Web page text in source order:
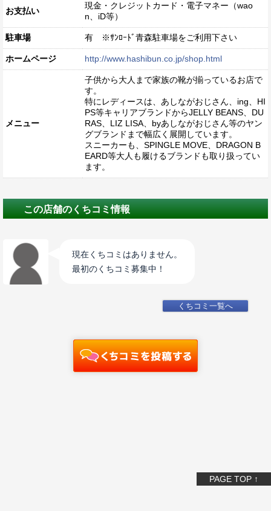
お支払い
現金・クレジットカード・電子マネー（wao
n、iD等）
駐車場 有 ※ｻﾝﾛｰﾄﾞ青森駐車場をご利用下さい
ホームページ http://www.hashibun.co.jp/shop.html
メニュー
子供から大人まで家族の靴が揃っているお店で
す。
特にレディースは、あしながおじさん、ing、HI
PS等キャリアブランドからJELLY BEANS、DU
RAS、LIZ LISA、byあしながおじさん等のヤン
グブランドまで幅広く展開しています。
スニーカーも、SPINGLE MOVE、DRAGON B
EARD等大人も履けるブランドも取り扱ってい
ます。
この店舗のくちコミ情報
現在くちコミはありません。
最初のくちコミ募集中！
くちコミ一覧へ
PAGE TOP ↑